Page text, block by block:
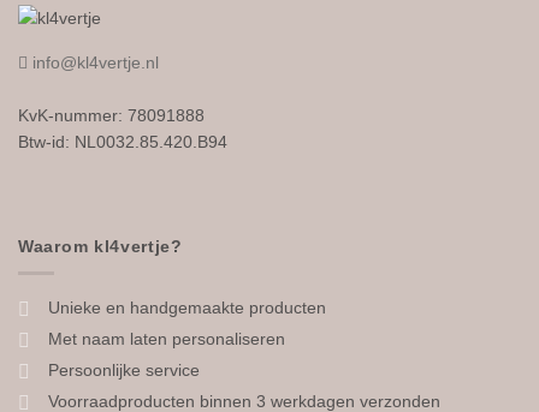
info@kl4vertje.nl
KvK-nummer: 78091888
Btw-id: NL0032.85.420.B94
Waarom kl4vertje?
Unieke en handgemaakte producten
Met naam laten personaliseren
Persoonlijke service
Voorraadproducten binnen 3 werkdagen verzonden